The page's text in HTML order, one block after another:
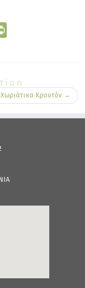
Χωριάτικα Κρουτόν →